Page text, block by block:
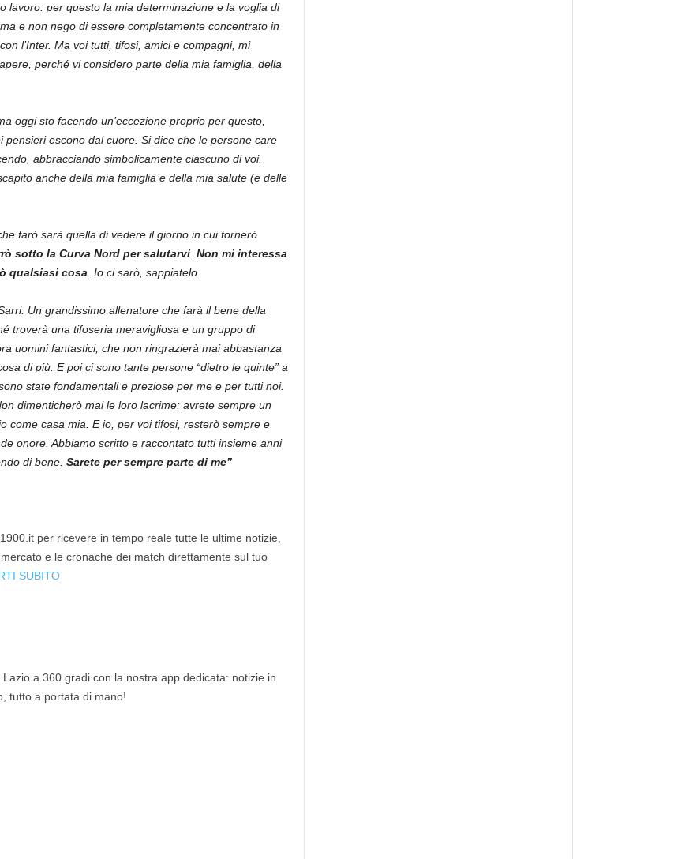
lavoro: per questo la mia determinazione e la voglia di
e non nego di essere completamente concentrato in
l’Inter. Ma voi tutti, tifosi, amici e compagni, mi
perché vi considero parte della mia famiglia, della
oggi sto facendo un’eccezione proprio per questo,
escono dal cuore. Si dice che le persone care
abbracciando simbolicamente ciascuno di voi.
anche della mia famiglia e della mia salute (e delle
farò sarà quella di vedere il giorno in cui tornerò
sotto la Curva Nord per salutarvi. Non mi interessa
qualsiasi cosa . Io ci sarò, sappiatelo.
Un grandissimo allenatore che farà il bene della
troverà una tifoseria meravigliosa e un gruppo di
uomini fantastici, che non ringrazierà mai abbastanza
di più. E poi ci sono tante persone “dietro le quinte” a
state fondamentali e preziose per me e per tutti noi.
dimenticherò mai le loro lacrime: avrete sempre un
come casa mia. E io, per voi tifosi, resterò sempre e
onore. Abbiamo scritto e raccontato tutti insieme anni
di bene. Sarete per sempre parte di me”
per ricevere in tempo reale tutte le ultime notizie,
e le cronache dei match direttamente sul tuo
SUBITO
a 360 gradi con la nostra app dedicata: notizie in
tutto a portata di mano!